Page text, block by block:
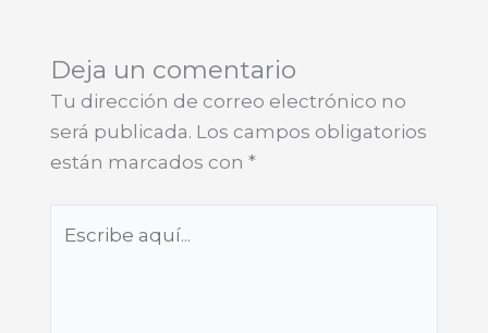
Deja un comentario
Tu dirección de correo electrónico no
será publicada. Los campos obligatorios
están marcados con *